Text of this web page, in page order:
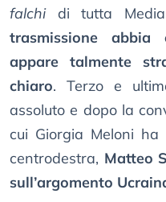
falchidi tutta
trasmissione abbia
appare talmente
chiaro. Terzo e
assoluto e dopo la
cui Giorgia Meloni
centrodestra, Matteo
sull’argomento